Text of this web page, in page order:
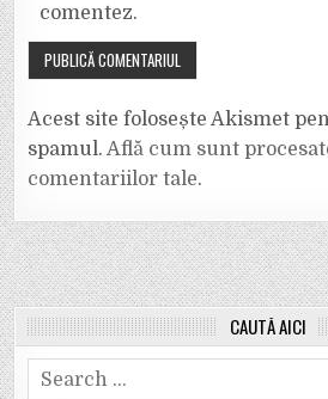
comentez.
Acest site folosește Akismet
spamul.Află cum sunt
comentariilor tale.
CAUTĂ AICI
Search